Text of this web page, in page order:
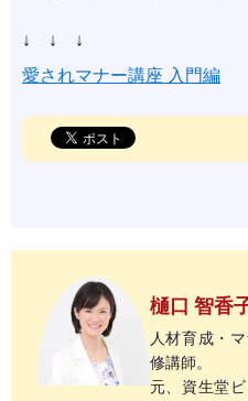
↓ ↓ ↓
愛されマナー講座 入門編
樋口 智香
人材育成・
修講師。
元、資生堂